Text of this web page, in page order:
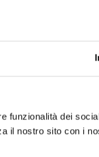
funzionalità dei
il nostro sito con i
questo
potenziare